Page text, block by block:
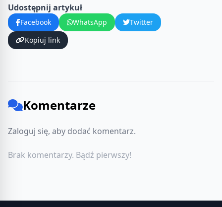
Udostępnij artykuł
Facebook WhatsApp
Twitter
Kopiuj link
Komentarze
Zaloguj się, aby dodać komentarz.
Brak komentarzy. Bądź pierwszy!